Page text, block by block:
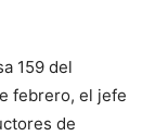
159 del
febrero, el jefe
de